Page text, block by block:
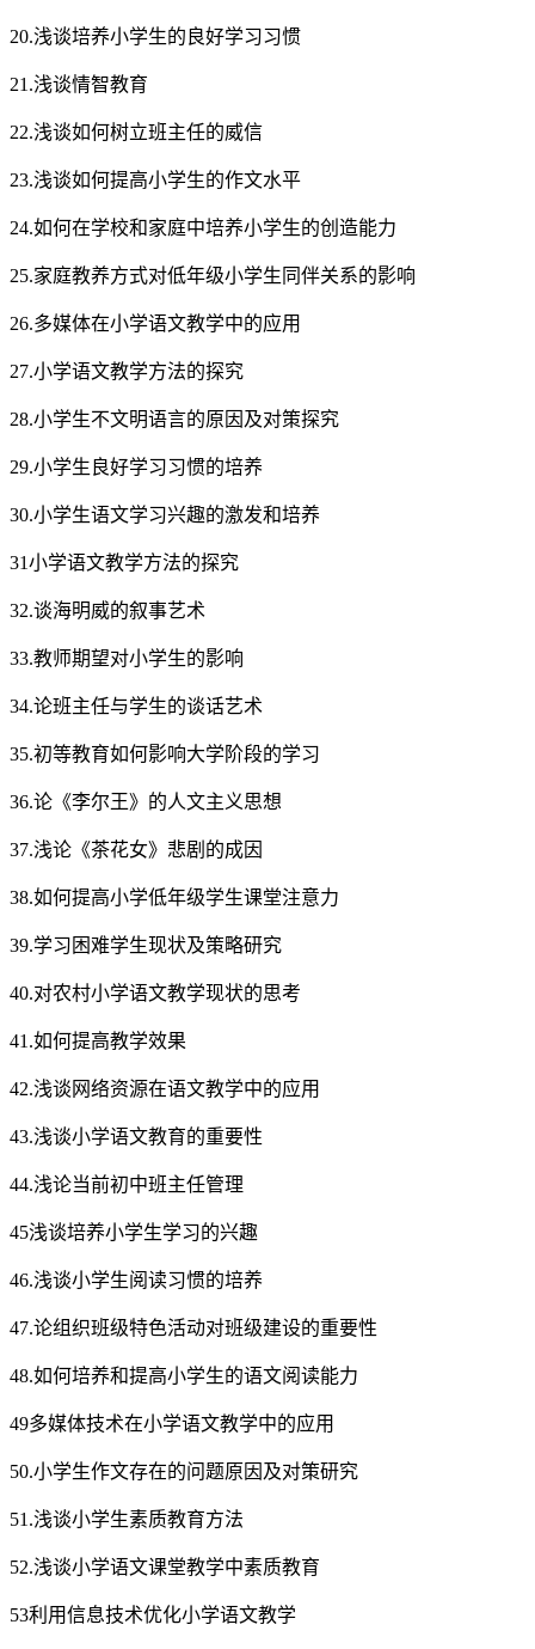
20.浅谈培养小学生的良好学习习惯
21.浅谈情智教育
22.浅谈如何树立班主任的威信
23.浅谈如何提高小学生的作文水平
24.如何在学校和家庭中培养小学生的创造能力
25.家庭教养方式对低年级小学生同伴关系的影响
26.多媒体在小学语文教学中的应用
27.小学语文教学方法的探究
28.小学生不文明语言的原因及对策探究
29.小学生良好学习习惯的培养
30.小学生语文学习兴趣的激发和培养
31小学语文教学方法的探究
32.谈海明威的叙事艺术
33.教师期望对小学生的影响
34.论班主任与学生的谈话艺术
35.初等教育如何影响大学阶段的学习
36.论《李尔王》的人文主义思想
37.浅论《茶花女》悲剧的成因
38.如何提高小学低年级学生课堂注意力
39.学习困难学生现状及策略研究
40.对农村小学语文教学现状的思考
41.如何提高教学效果
42.浅谈网络资源在语文教学中的应用
43.浅谈小学语文教育的重要性
44.浅论当前初中班主任管理
45浅谈培养小学生学习的兴趣
46.浅谈小学生阅读习惯的培养
47.论组织班级特色活动对班级建设的重要性
48.如何培养和提高小学生的语文阅读能力
49多媒体技术在小学语文教学中的应用
50.小学生作文存在的问题原因及对策研究
51.浅谈小学生素质教育方法
52.浅谈小学语文课堂教学中素质教育
53利用信息技术优化小学语文教学